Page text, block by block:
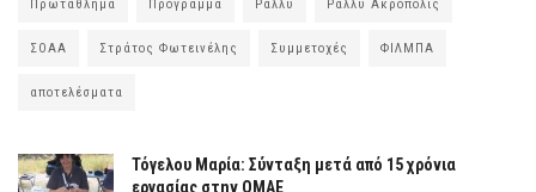
Πρωτάθλημα Πρόγραμμα Ράλλυ Ράλλυ Ακρόπολις
ΣΟΑΑ Στράτος Φωτεινέλης Συμμετοχές ΦΙΛΜΠΑ
αποτελέσματα
Τόγελου Μαρία: Σύνταξη μετά από 15 χρόνια
εργασίας στην ΟΜΑΕ